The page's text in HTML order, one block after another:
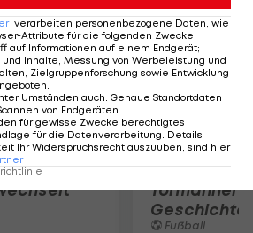
ÖVV-
Die
Tormänner
Geschichte
Fußball
verarbeiten personenbezogene Daten, wie
Attribute für die folgenden Zwecke:
auf Informationen auf einem Endgerät;
Inhalte, Messung von Werbeleistung und
Zielgruppenforschung sowie Entwicklung
.
Umständen auch: Genaue Standortdaten
von Endgeräten.
für gewisse Zwecke berechtigtes
für die Datenverarbeitung. Details
Ihr Widerspruchsrecht auszuüben, sind hier